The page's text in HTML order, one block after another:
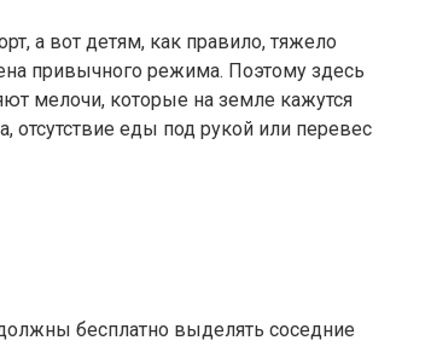
а вот детям, как правило, тяжело
привычного режима. Поэтому здесь
мелочи, которые на земле кажутся
еды под рукой или перевес
бесплатно выделять соседние